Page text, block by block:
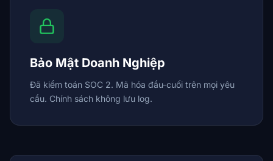
Bảo Mật Doanh Nghiệp
Đã kiểm toán SOC 2. Mã hóa đầu-cuối trên mọi yêu
cầu. Chính sách không lưu log.